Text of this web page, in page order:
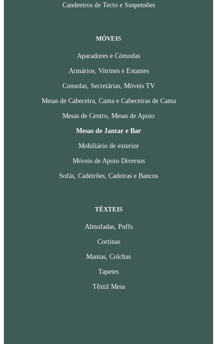
Candeeiros de Tecto e Suspensões
MÓVEIS
Aparadores e Cómodas
Armários, Vitrines e Estantes
Consolas, Secretárias, Móveis TV
Mesas de Cabeceira, Cama e Cabeceiras de Cama
Mesas de Centro, Mesas de Apoio
Mesas de Jantar e Bar
Mobiliário de exterior
Móveis de Apoio Diversos
Sofás, Cadeirões, Cadeiras e Bancos
TÊXTEIS
Almofadas, Puffs
Cortinas
Mantas, Colchas
Tapetes
Têxtil Mesa